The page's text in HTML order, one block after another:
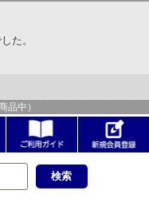
た。
品中）